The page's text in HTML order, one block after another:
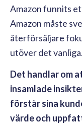
Amazon funnits
Amazon måste
återförsäljare
utöver det vanliga.
Det handlar om
insamlade
förstår sina
värde och